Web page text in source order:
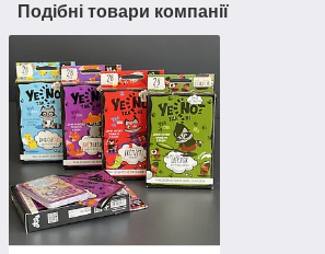
Подібні товари компанії